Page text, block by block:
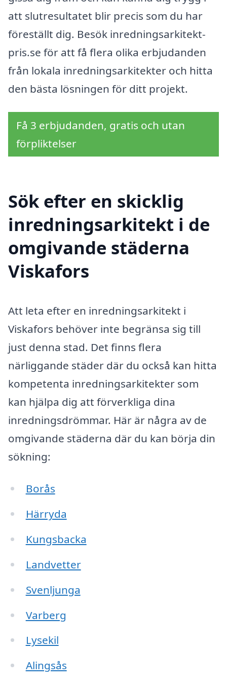
att slutresultatet blir precis som du har
föreställt dig. Besök inredningsarkitekt-
pris.se för att få flera olika erbjudanden
från lokala inredningsarkitekter och hitta
den bästa lösningen för ditt projekt.
Få 3 erbjudanden, gratis och utan
förpliktelser
Sök efter en skicklig
inredningsarkitekt i de
omgivande städerna
Viskafors
Att leta efter en inredningsarkitekt i
Viskafors behöver inte begränsa sig till
just denna stad. Det finns flera
närliggande städer där du också kan hitta
kompetenta inredningsarkitekter som
kan hjälpa dig att förverkliga dina
inredningsdrömmar. Här är några av de
omgivande städerna där du kan börja din
sökning:
Borås
Härryda
Kungsbacka
Landvetter
Svenljunga
Varberg
Lysekil
Alingsås